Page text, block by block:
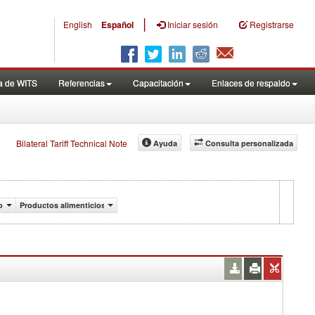
English Español | Iniciar sesión Registrarse
de WITS Referencias Capacitación Enlaces de respaldo
Bilateral Tariff Technical Note Consulta personalizada
Ayuda
Productos alimenticios